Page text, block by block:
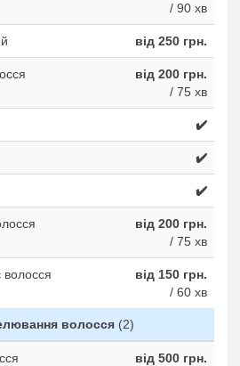
/ 90 хв
від 250 грн.
від 200 грн.
/ 75 хв
✔️
✔️
✔️
від 200 грн.
/ 75 хв
волосся
від 150 грн.
/ 60 хв
волосся (2)
від 500 грн.